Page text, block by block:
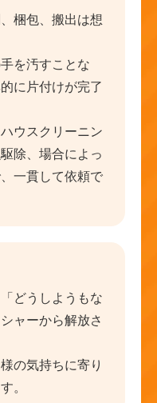
梱包、搬出は想
を汚すことな
に片付けが完了
ウスクリーニン
除、場合によっ
一貫して依頼で
どうしようもな
ャーから解放さ
の気持ちに寄り
。